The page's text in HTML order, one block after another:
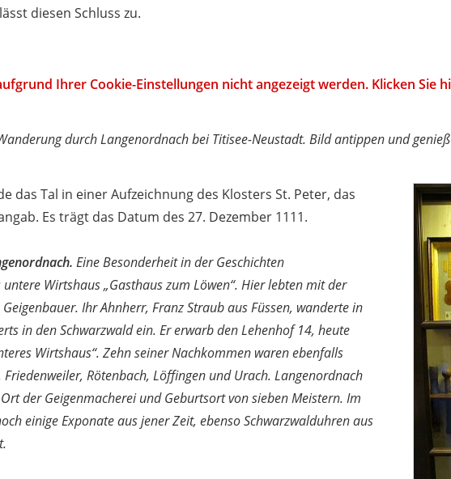
diesen Schluss zu.
Ihrer Cookie-Einstellungen nicht angezeigt werden. Klicken Sie
durch Langenordnach bei Titisee-Neustadt. Bild antippen und
das Tal in einer Aufzeichnung des Klosters St. Peter, das
Es trägt das Datum des 27. Dezember 1111.
Eine Besonderheit in der Geschichten
Wirtshaus „Gasthaus zum Löwen“. Hier lebten mit der
Ihr Ahnherr, Franz Straub aus Füssen, wanderte in
in den Schwarzwald ein. Er erwarb den Lehenhof 14, heute
Wirtshaus“. Zehn seiner Nachkommen waren ebenfalls
Friedenweiler, Rötenbach, Löffingen und Urach. Langenordnach
der Geigenmacherei und Geburtsort von sieben Meistern. Im
einige Exponate aus jener Zeit, ebenso Schwarzwalduhren aus